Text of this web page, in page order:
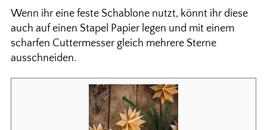
Wenn ihr eine feste Schablone nutzt, könnt ihr diese
auch auf einen Stapel Papier legen und mit einem
scharfen Cuttermesser gleich mehrere Sterne
ausschneiden.